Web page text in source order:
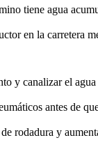
tiene agua
en la carretera
y canalizar el
antes de
rodadura y